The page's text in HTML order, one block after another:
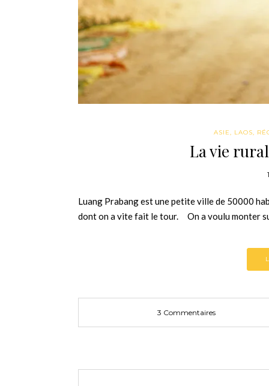
ASIE, LAOS,
La vie
Luang Prabang est une petite ville de 50000
dont on a vite fait le tour. On a voulu monter
3 Commentaires